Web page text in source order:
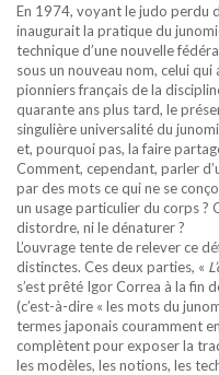
En 1974, voyant le judo perdu
inaugurait la pratique du
technique d’une nouvelle
sous un nouveau nom, celui
pionniers français de la
quarante ans plus tard, le
singulière universalité du
et, pourquoi pas, la faire
Comment, cependant, parler
par des mots ce qui ne se
un usage particulier du corps ?
distordre, ni le dénaturer ?
L’ouvrage tente de relever ce
distinctes. Ces deux parties, «
s’est prêté Igor Correa à la fin
(c’est-à-dire « les mots du
termes japonais couramment
complètent pour exposer la
les modèles, les notions, les